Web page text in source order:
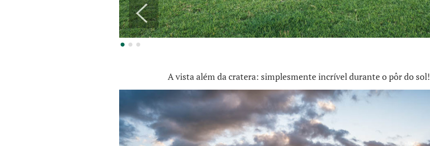
A vista além da cratera: simplesmente incrível durante o pôr do sol!